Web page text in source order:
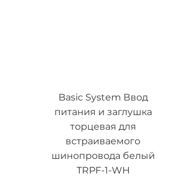
Basic System Ввод
питания и заглушка
торцевая для
встраиваемого
шинопровода белый
TRPF-1-WH